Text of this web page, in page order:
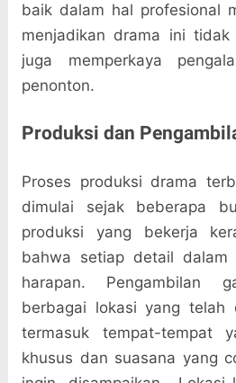
baik dalam hal profesional
menjadikan drama ini
juga memperkaya
penonton.
Produksi dan
Proses produksi drama
dimulai sejak beberapa
produksi yang bekerja
bahwa setiap detail dalam
harapan. Pengambilan
berbagai lokasi yang telah
termasuk tempat-tempat
khusus dan suasana yang